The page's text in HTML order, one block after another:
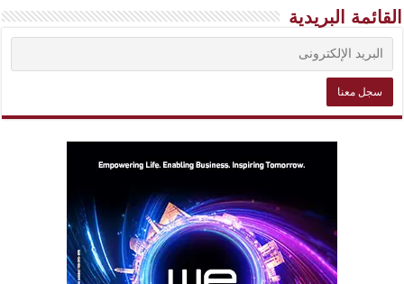
القائمة البريدية